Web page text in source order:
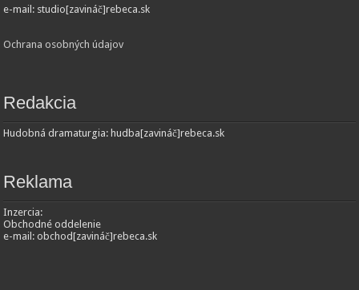
e-mail: studio[zavináč]rebeca.sk
Ochrana osobných údajov
Redakcia
Hudobná dramaturgia: hudba[zavináč]rebeca.sk
Reklama
Inzercia:
Obchodné oddelenie
e-mail: obchod[zavináč]rebeca.sk